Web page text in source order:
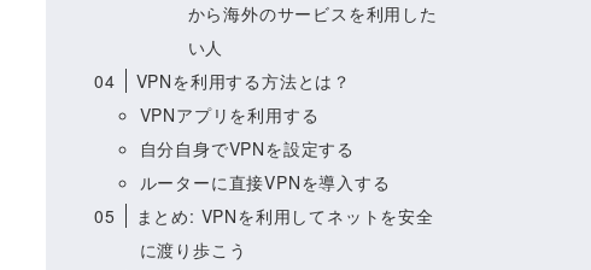
から海外のサービスを利用した
い人
04
VPNを利用する方法とは？
VPNアプリを利用する
自分自身でVPNを設定する
ルーターに直接VPNを導入する
05
まとめ: VPNを利用してネットを安全
に渡り歩こう